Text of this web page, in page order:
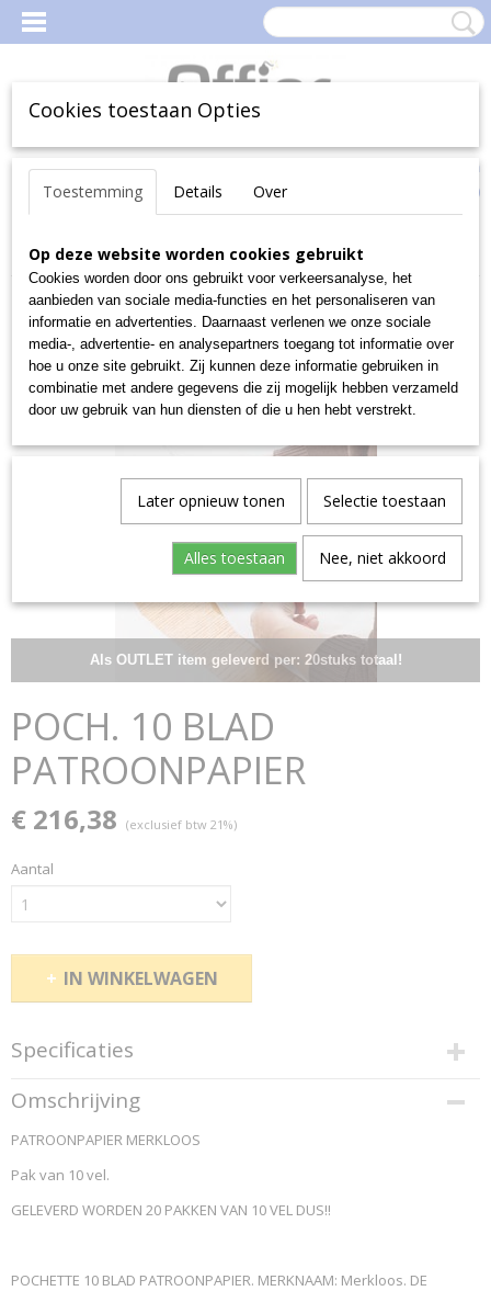
Inloggen Registreren
Uw Winkelwagen
(0)
Home >OUTLET>POCH. 10 BLAD PATROONPAPIER
Als OUTLET item geleverd per: 20stuks totaal!
POCH. 10 BLAD
PATROONPAPIER
€ 216,38 (exclusief btw 21%)
Aantal
IN WINKELWAGEN
Specificaties
Productcode
48302
EAN code
Merkloos
Omschrijving
PATROONPAPIER MERKLOOS
Pak van 10 vel.
GELEVERD WORDEN 20 PAKKEN VAN 10 VEL DUS!!
POCHETTE 10 BLAD PATROONPAPIER. MERKNAAM: Merkloos. DE
Cookies toestaan Opties
Toestemming Details Over
Op deze website worden cookies gebruikt
Cookies worden door ons gebruikt voor verkeersanalyse, het
aanbieden van sociale media-functies en het personaliseren van
informatie en advertenties. Daarnaast verlenen we onze sociale
media-, advertentie- en analysepartners toegang tot informatie over
hoe u onze site gebruikt. Zij kunnen deze informatie gebruiken in
combinatie met andere gegevens die zij mogelijk hebben verzameld
door uw gebruik van hun diensten of die u hen hebt verstrekt.
Later opnieuw tonen Selectie toestaan
Alles toestaan Nee, niet akkoord